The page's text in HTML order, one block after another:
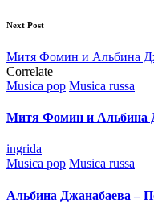
Next Post
Митя Фомин и Альбина
Correlate
Posted
Musica pop Musica russa
Митя Фомин и Альбина
Posted
by
ingrida
Posted
Musica pop Musica russa
Альбина Джанабаева –